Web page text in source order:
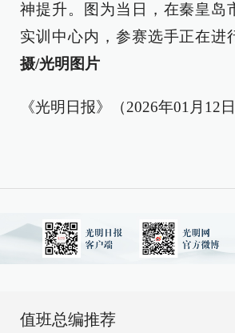
神提升。图为当日，在秦皇岛
实训中心内，参赛选手正在进
摄/光明图片
《光明日报》（2026年01月12日
值班总编推荐